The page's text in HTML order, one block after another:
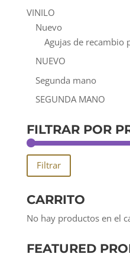
VINILO
Nuevo
Agujas de recambio
NUEVO
Segunda mano
SEGUNDA MANO
FILTRAR POR
Filtrar
CARRITO
No hay productos en el
FEATURED